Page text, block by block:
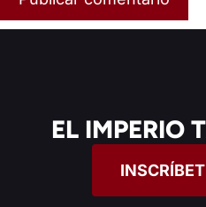
EL IMPERIO